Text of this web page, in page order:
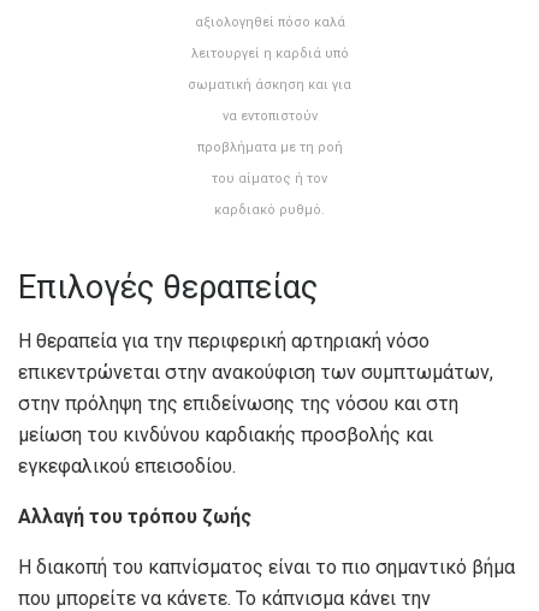
αξιολογηθεί πόσο καλά
λειτουργεί η καρδιά υπό
σωματική άσκηση και για
να εντοπιστούν
προβλήματα με τη ροή
του αίματος ή τον
καρδιακό ρυθμό.
Επιλογές θεραπείας
Η θεραπεία για την περιφερική αρτηριακή νόσο
επικεντρώνεται στην ανακούφιση των συμπτωμάτων,
στην πρόληψη της επιδείνωσης της νόσου και στη
μείωση του κινδύνου καρδιακής προσβολής και
εγκεφαλικού επεισοδίου.
Αλλαγή του τρόπου ζωής
Η διακοπή του καπνίσματος είναι το πιο σημαντικό βήμα
που μπορείτε να κάνετε. Το κάπνισμα κάνει την